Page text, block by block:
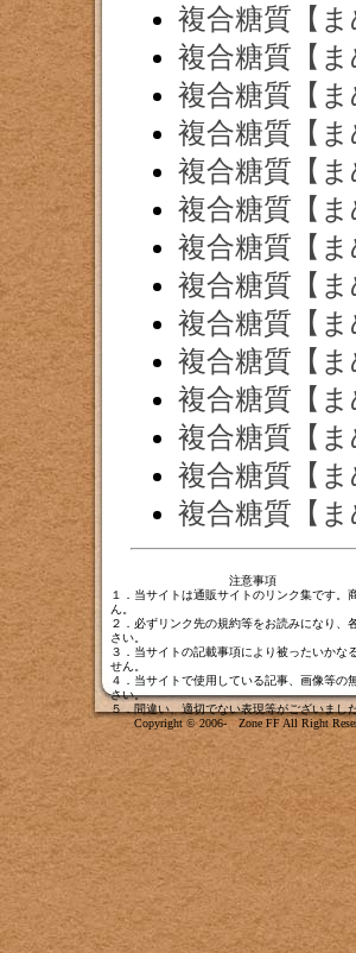
複合糖質【
複合糖質【
複合糖質【
複合糖質【
複合糖質【
複合糖質【
複合糖質【
複合糖質【
複合糖質【
複合糖質【
複合糖質【
複合糖質【
複合糖質【
複合糖質【
注意事項
１．当サイトは通販サイトのリンク集です。
ん。
２．必ずリンク先の規約等をお読みになり、
さい。
３．当サイトの記載事項により被ったいかな
せん。
４．当サイトで使用している記事、画像等の
さい。
５．間違い、適切でない表現等がございまし
Copyright © 2006- Zone FF All Right